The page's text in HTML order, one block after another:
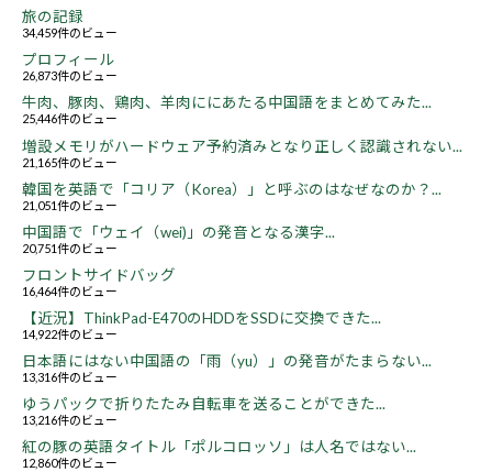
旅の記録
34,459件のビュー
プロフィール
26,873件のビュー
牛肉、豚肉、鶏肉、羊肉ににあたる中国語をまとめてみた...
25,446件のビュー
増設メモリがハードウェア予約済みとなり正しく認識されない...
21,165件のビュー
韓国を英語で「コリア（Korea）」と呼ぶのはなぜなのか？...
21,051件のビュー
中国語で「ウェイ（wei)」の発音となる漢字...
20,751件のビュー
フロントサイドバッグ
16,464件のビュー
【近況】ThinkPad-E470のHDDをSSDに交換できた...
14,922件のビュー
日本語にはない中国語の「雨（yu）」の発音がたまらない...
13,316件のビュー
ゆうパックで折りたたみ自転車を送ることができた...
13,216件のビュー
紅の豚の英語タイトル「ポルコロッソ」は人名ではない...
12,860件のビュー